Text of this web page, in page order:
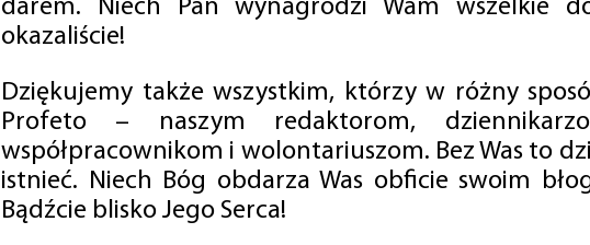
darem. Niech Pan wynagrodzi Wam wszelkie
okazaliście!
Dziękujemy także wszystkim, którzy w różny
Profeto – naszym redaktorom,
współpracownikom i wolontariuszom. Bez Was to
istnieć. Niech Bóg obdarza Was obficie swoim
Bądźcie blisko Jego Serca!